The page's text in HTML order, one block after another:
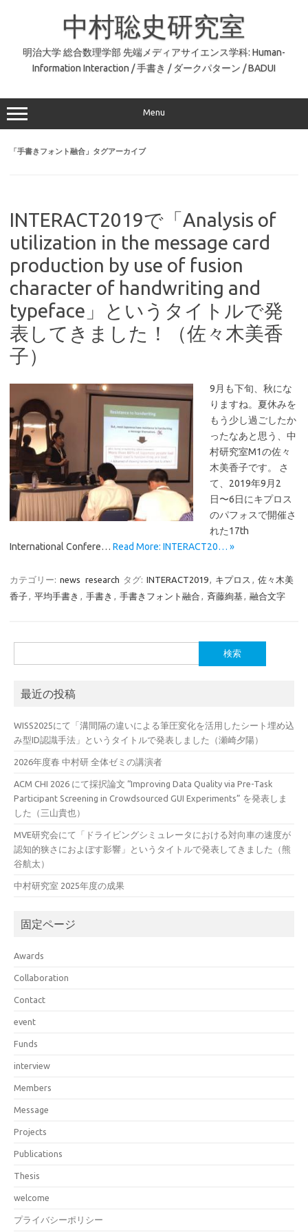
中村聡史研究室
明治大学 総合数理学部 先端メディアサイエンス学科: Human-
Information Interaction / 手書き / ダークパターン / BADUI
Menu
「手書きフォント融合 」タグアーカイブ
INTERACT2019で「Analysis of
utilization in the message card
production by use of fusion
character of handwriting and
typeface」というタイトルで発
表してきました！（佐々木美香
子）
9月も下旬、秋にな
りますね。夏休みを
もう少し過ごしたか
ったなあと思う、中
村研究室M1の佐々
木美香子です。 さ
て、2019年9月2
日〜6日にキプロス
のパフォスで開催さ
れた17th
International Confere… Read More: INTERACT20… »
カテゴリー: news research タグ: INTERACT2019, キプロス , 佐々木美
香子, 平均手書き , 手書き , 手書きフォント融合, 斉藤絢基, 融合文字
索:
最近の投稿
WISS2025にて「溝間隔の違いによる筆圧変化を活用したシート埋め込
み型ID認識手法」というタイトルで発表しました（瀬崎夕陽）
2026年度春 中村研 全体ゼミの講演者
ACM CHI 2026 にて採択論文 “Improving Data Quality via Pre-Task
Participant Screening in Crowdsourced GUI Experiments” を発表しま
した（三山貴也）
MVE研究会にて「ドライビングシミュレータにおける対向車の速度が
認知的狭さにおよぼす影響」というタイトルで発表してきました（熊
谷航太）
中村研究室 2025年度の成果
固定ページ
Awards
Collaboration
Contact
event
Funds
interview
Members
Message
Projects
Publications
Thesis
welcome
プライバシーポリシー